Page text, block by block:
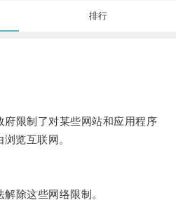
排行
限制了对某些网站和应用程序
览互联网。
除这些网络限制。